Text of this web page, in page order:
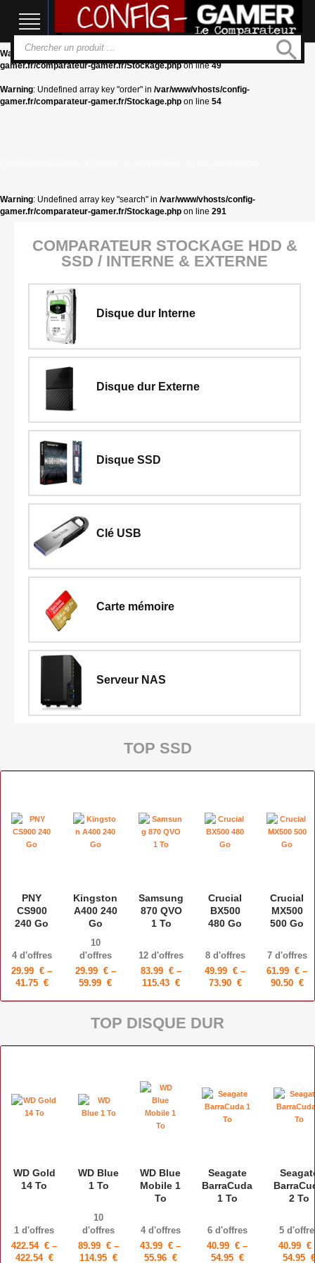
Warning: Undefined array key "categorie" in /var/www/vhosts/config-
gamer.fr/comparateur-gamer.fr/Stockage.php
on line 44
Warning: Undefined array key "categorie" in
gamer.fr/comparateur-gamer.fr/Stockage.phpon line49
Warning: Undefined array key "order" in /var/www/vhosts/config-
gamer.fr/comparateur-gamer.fr/Stockage.php on line 54
search
Warning: Undefined array key "search" in /var/www/vhosts/config-
gamer.fr/comparateur-gamer.fr/Stockage.php on line 291
COMPARATEUR STOCKAGE HDD &
SSD / INTERNE & EXTERNE
Disque dur Interne
Disque dur Externe
Disque SSD
Clé USB
Carte mémoire
Serveur NAS
TOP SSD
PNY
CS900
240 Go
4 d'offres
29.99 €
41.75 €
Kingston
A400 240
Go
10
d'offres
29.99 €
59.99 €
Samsung
870 QVO
1 To
12 d'offres
83.99 €
115.43 €
Crucial
BX500
480 Go
8 d'offres
49.99 €
73.90 €
Crucial
MX500
500 Go
7 d'offres
61.99 €
90.50 €
TOP DISQUE DUR
WD Gold
14 To
1 d'offres
422.54 €
422.54 €
WD Blue
1 To
10
d'offres
89.99 €
114.95 €
WD Blue
Mobile 1
To
4 d'offres
43.99 €
55.96 €
Seagate
BarraCuda
1 To
6 d'offres
40.99 €
54.95 €
2 To
5
40.99 €
54.95 €